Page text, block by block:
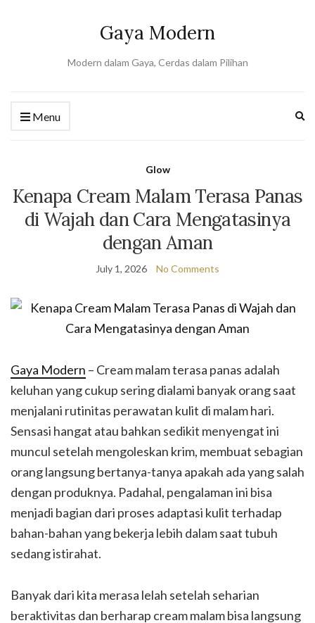
Gaya Modern
Modern dalam Gaya, Cerdas dalam Pilihan
Menu
Glow
Kenapa Cream Malam Terasa Panas
di Wajah dan Cara Mengatasinya
dengan Aman
July 1, 2026 No Comments
Gaya Modern – Cream malam terasa panas adalah
keluhan yang cukup sering dialami banyak orang saat
menjalani rutinitas perawatan kulit di malam hari.
Sensasi hangat atau bahkan sedikit menyengat ini
muncul setelah mengoleskan krim, membuat sebagian
orang langsung bertanya-tanya apakah ada yang salah
dengan produknya. Padahal, pengalaman ini bisa
menjadi bagian dari proses adaptasi kulit terhadap
bahan-bahan yang bekerja lebih dalam saat tubuh
sedang istirahat.
Banyak dari kita merasa lelah setelah seharian
beraktivitas dan berharap cream malam bisa langsung